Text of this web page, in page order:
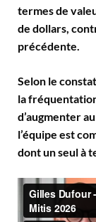
termes de
de dollars,
précédente.
Selon le
la
d’augmenter
l’équipe est
dont un seul à